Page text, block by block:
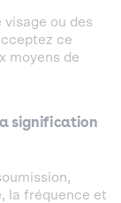
ou des
ce
moyens de
signification
la fréquence et